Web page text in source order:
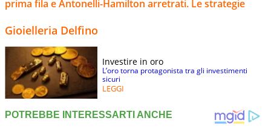
prima fila e Antonelli-Hamilton arretrati. Le strategie
Gioielleria Delfino
Investire in oro
L’oro torna protagonista tra gli investimenti
sicuri
LEGGI